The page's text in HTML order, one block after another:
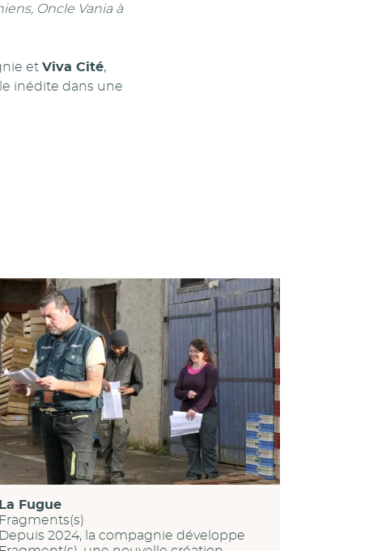
Oncle Vania à
et Viva Cité,
inédite dans une
La Fugue
Fragments(s)
Depuis 2024, la compagnie développe